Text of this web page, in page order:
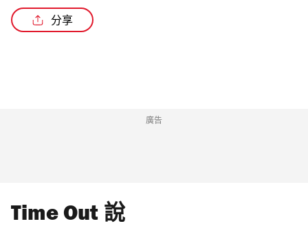
分享
廣告
Time Out 說